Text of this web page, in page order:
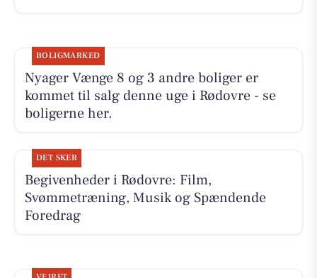
BOLIGMARKED
Nyager Vænge 8 og 3 andre boliger er
kommet til salg denne uge i Rødovre - se
boligerne her.
DET SKER
Begivenheder i Rødovre: Film,
Svømmetræning, Musik og Spændende
Foredrag